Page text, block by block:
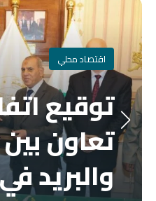
اقتصاد محلي
توقيع
تعاون
والبريد